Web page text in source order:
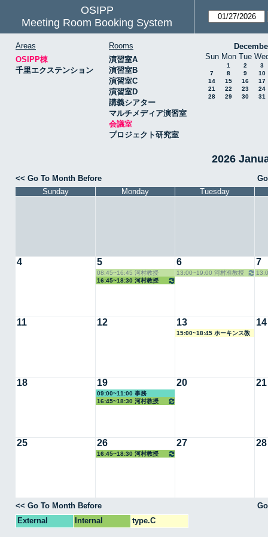
OSIPP
Meeting Room Booking System
Areas
OSIPP棟
千里エクステンション
Rooms
演習室A
演習室B
演習室C
演習室D
講義シアター
マルチメディア演習室
会議室
プロジェクト研究室
Sun Mon Tue
1 2
3
7
8 9
10
14
15 16
17
21
22 23
24
28
29 30 31
2026
<< Go To Month Before
Sunday
Monday Tuesday
4 5
08:45~16:45 河村教授
16:45~18:30 河村教授
6
13:00~19:00 河村准教授
7
11 12 13
15:00~18:45 ホーキンス教
14
18 19
09:00~11:00 事務
16:45~18:30 河村教授
20 21
25 26
16:45~18:30 河村教授
27 28
<< Go To Month Before
External
Internal type.C